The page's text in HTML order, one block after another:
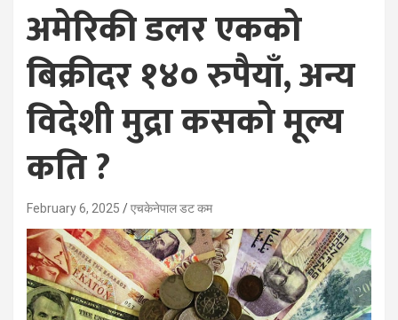
अमेरिकी डलर एकको
बिक्रीदर १४० रुपैयाँ, अन्य
विदेशी मुद्रा कसको मूल्य
कति ?
February 6, 2025 एचकेनेपाल डट कम